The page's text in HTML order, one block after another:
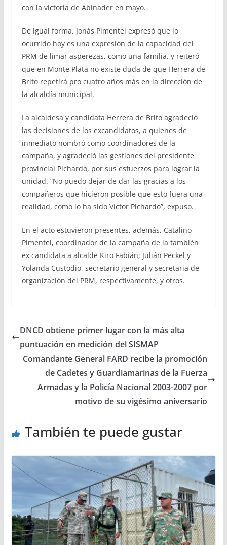
con la victoria de Abinader en mayo.
De igual forma, Jonás Pimentel expresó que lo
ocurrido hoy es una expresión de la capacidad del
PRM de limar asperezas, como una familia, y reiteró
que en Monte Plata no existe duda de que Herrera de
Brito repetirá pro cuatro años más en la dirección de
la alcaldía municipal.
La alcaldesa y candidata Herrera de Brito agradeció
las decisiones de los excandidatos, a quienes de
inmediato nombró como coordinadores de la
campaña, y agradeció las gestiones del presidente
provincial Pichardo, por sus esfuerzos para lograr la
unidad. “No puedo dejar de dar las gracias a los
compañeros que hicieron posible que esto fuera una
realidad, como lo ha sido Vìctor Pichardo”, expuso.
En el acto estuvieron presentes, además, Catalino
Pimentel, coordinador de la campaña de la también
ex candidata a alcalde Kiro Fabián; Julián Peckel y
Yolanda Custodio, secretario general y secretaria de
organización del PRM, respectivamente, y otros.
DNCD obtiene primer lugar con la más alta
puntuación en medición del SISMAP
Comandante General FARD recibe la promoción
de Cadetes y Guardiamarinas de la Fuerza
Armadas y la Policía Nacional 2003-2007 por
motivo de su vigésimo aniversario
También te puede gustar